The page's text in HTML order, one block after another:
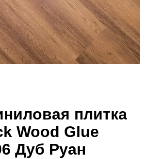
плитка
Wood Glue
Дуб Руан